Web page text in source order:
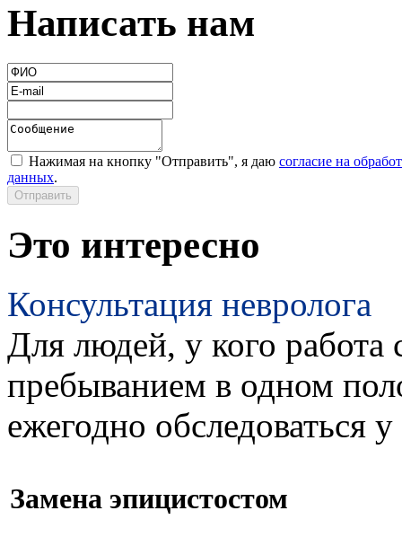
Написать нам
Нажимая на кнопку "Отправить", я даю согласие на
данных.
Это интересно
Консультация невролога
Для людей, у кого работа
пребыванием в одном
ежегодно обследоваться
Замена эпицистостом